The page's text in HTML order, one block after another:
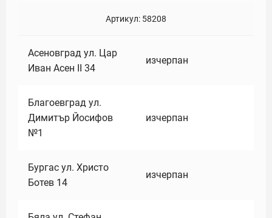
Артикул: 58208
Асеновград ул. Цар
Иван Асен II 34
изчерпан
Благоевград ул.
Димитър Йосифов
№1
изчерпан
Бургас ул. Христо
Ботев 14
изчерпан